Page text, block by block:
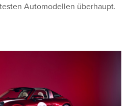
Automodellen überhaupt.